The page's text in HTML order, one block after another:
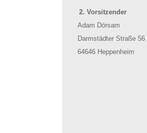
2. Vorsitzender
Adam Dörsam
Darmstädter Straße 56
64646 Heppenheim